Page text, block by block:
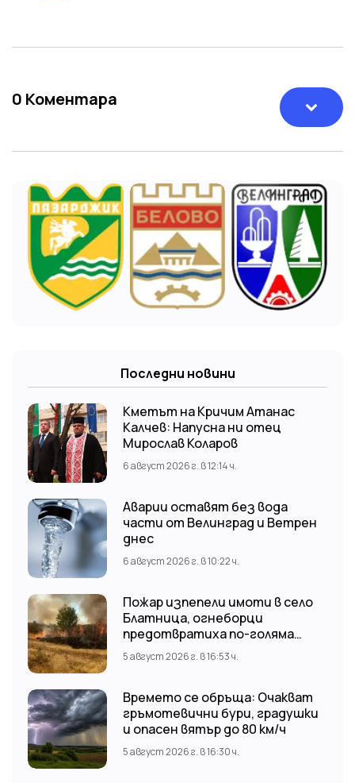
0 Коментара
Последни новини
Кметът на Кричим Атанас
Калчев: Напусна ни отец
Мирослав Коларов
6 август 2026 г. в 12:14 ч.
Аварии оставят без вода
части от Велинград и Ветрен
днес
6 август 2026 г. в 10:22 ч.
Пожар изпепели имоти в село
Блатница, огнеборци
предотвратиха по-голяма
трагедия
5 август 2026 г. в 16:53 ч.
Времето се обръща: Очакват
гръмотевични бури, градушки
и опасен вятър до 80 км/ч
5 август 2026 г. в 16:30 ч.